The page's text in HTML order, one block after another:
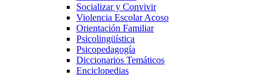
Socializar y Convivir
Violencia Escolar Acoso
Orientación Familiar
Psicolingüística
Psicopedagogía
Diccionarios Temáticos
Enciclopedias